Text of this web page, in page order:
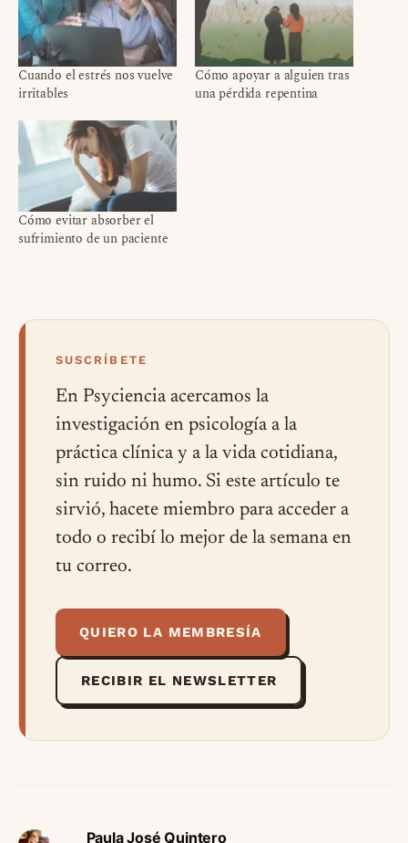
Cuando el estrés nos vuelve
irritables
Cómo apoyar a alguien tras
una pérdida repentina
Cómo evitar absorber el
sufrimiento de un paciente
SUSCRÍBETE
En Psyciencia acercamos la
investigación en psicología a la
práctica clínica y a la vida cotidiana,
sin ruido ni humo. Si este artículo te
sirvió, hacete miembro para acceder a
todo o recibí lo mejor de la semana en
tu correo.
QUIERO LA MEMBRESÍA
RECIBIR EL NEWSLETTER
Paula José Quintero